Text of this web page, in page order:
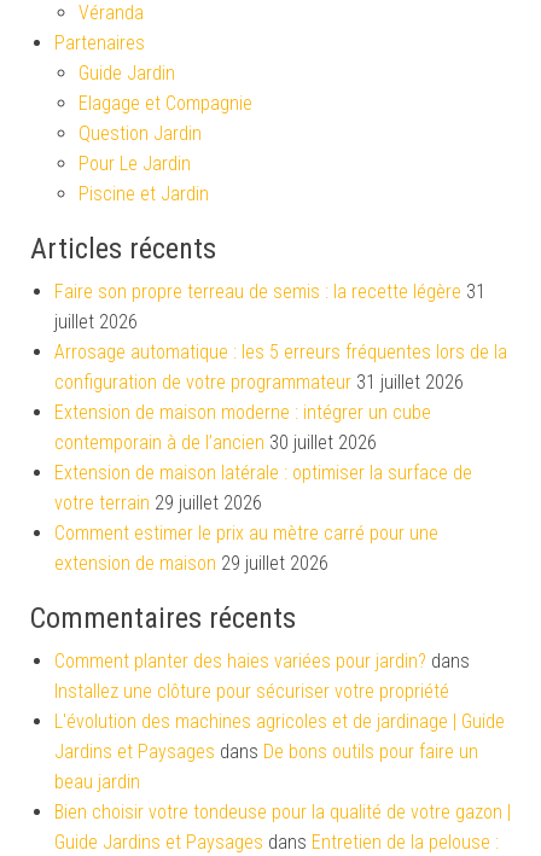
Véranda
Partenaires
Guide Jardin
Elagage et Compagnie
Question Jardin
Pour Le Jardin
Piscine et Jardin
Articles récents
Faire son propre terreau de semis : la recette légère 31
juillet 2026
Arrosage automatique : les 5 erreurs fréquentes lors de la
configuration de votre programmateur 31 juillet 2026
Extension de maison moderne : intégrer un cube
contemporain à de l’ancien 30 juillet 2026
Extension de maison latérale : optimiser la surface de
votre terrain 29 juillet 2026
Comment estimer le prix au mètre carré pour une
extension de maison 29 juillet 2026
Commentaires récents
Comment planter des haies variées pour jardin? dans
Installez une clôture pour sécuriser votre propriété
L'évolution des machines agricoles et de jardinage | Guide
Jardins et Paysages dans De bons outils pour faire un
beau jardin
Bien choisir votre tondeuse pour la qualité de votre gazon |
Guide Jardins et Paysages dans Entretien de la pelouse :